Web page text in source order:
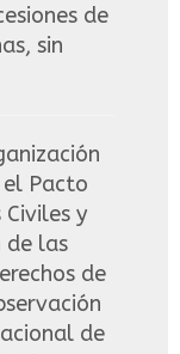
de
sin
Pacto
y
de las
de
de